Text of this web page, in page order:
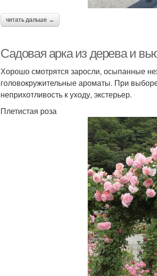
читать дальше →
Садовая арка из дерева и
Хорошо смотрятся заросли, осыпанные
головокружительные ароматы. При
неприхотливость к уходу, экстерьер.
Плетистая роза